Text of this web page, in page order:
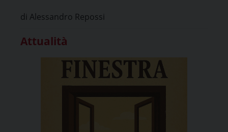
di Alessandro Repossi
Attualità